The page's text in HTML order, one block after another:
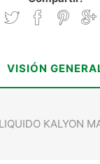
VISIÓN
KALYON